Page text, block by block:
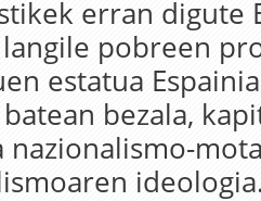
erran digute
langile pobreen
estatua
bezala,
nazionalismo-